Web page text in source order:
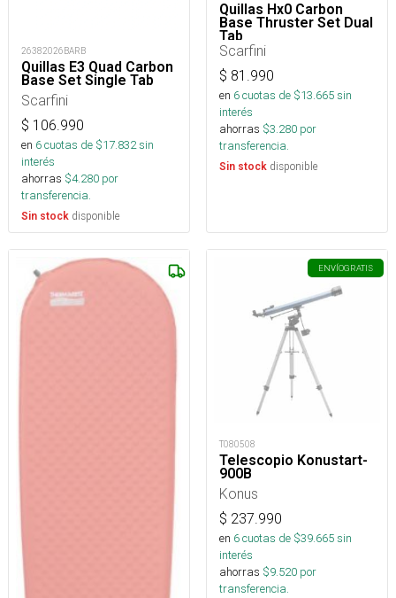
26382026BARB
Quillas E3 Quad Carbon
Base Set Single Tab
Scarfini
$ 106.990
en 6cuotas de $17.832sin
interés
ahorras $4.280 por
transferencia.
Sin stock disponible
Quillas Hx0 Carbon
Base Thruster Set Dual
Tab
Scarfini
$ 81.990
en 6cuotas de $13.665sin
interés
ahorras $3.280 por
transferencia.
Sin stock disponible
ENVÍOGRATIS
T080508
Telescopio Konustart-
900B
Konus
$ 237.990
en 6cuotas de $39.665sin
interés
ahorras $9.520 por
transferencia.